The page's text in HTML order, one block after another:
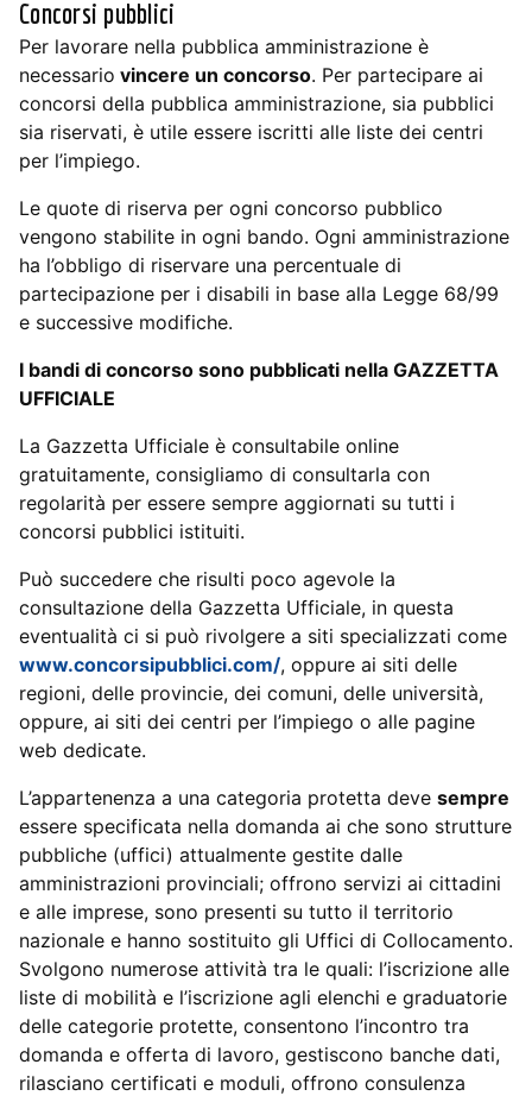
Concorsi pubblici
Per lavorare nella pubblica amministrazione è
necessario vincere un concorso. Per partecipare ai
concorsi della pubblica amministrazione, sia pubblici
sia riservati, è utile essere iscritti alle liste dei centri
per l’impiego.
Le quote di riserva per ogni concorso pubblico
vengono stabilite in ogni bando. Ogni amministrazione
ha l’obbligo di riservare una percentuale di
partecipazione per i disabili in base alla Legge 68/99
e successive modifiche.
I bandi di concorso sono pubblicati nella GAZZETTA
UFFICIALE
La Gazzetta Ufficiale è consultabile online
gratuitamente, consigliamo di consultarla con
regolarità per essere sempre aggiornati su tutti i
concorsi pubblici istituiti.
Può succedere che risulti poco agevole la
consultazione della Gazzetta Ufficiale, in questa
eventualità ci si può rivolgere a siti specializzati come
www.concorsipubblici.com/, oppure ai siti delle
regioni, delle provincie, dei comuni, delle università,
oppure, ai siti dei centri per l’impiego o alle pagine
web dedicate.
L’appartenenza a una categoria protetta deve sempre
essere specificata nella domanda ai che sono strutture
pubbliche (uffici) attualmente gestite dalle
amministrazioni provinciali; offrono servizi ai cittadini
e alle imprese, sono presenti su tutto il territorio
nazionale e hanno sostituito gli Uffici di Collocamento.
Svolgono numerose attività tra le quali: l’iscrizione alle
liste di mobilità e l’iscrizione agli elenchi e graduatorie
delle categorie protette, consentono l’incontro tra
domanda e offerta di lavoro, gestiscono banche dati,
rilasciano certificati e moduli, offrono consulenza